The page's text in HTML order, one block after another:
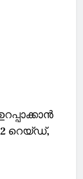
റെയ്ഡ്,